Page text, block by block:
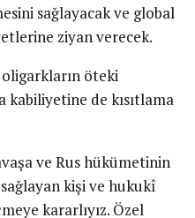
sağlayacak ve global
ziyan verecek.
oligarkların öteki
de kısıtlama
ve Rus hükümetinin
kişi ve hukukî
kararlıyız. Özel